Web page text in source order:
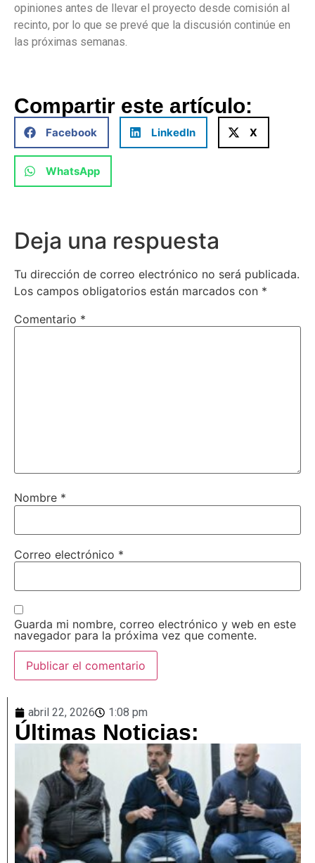
opiniones antes de llevar el proyecto desde comisión al
recinto, por lo que se prevé que la discusión continúe en
las próximas semanas.
Compartir este artículo:
Facebook LinkedIn X
WhatsApp
Deja una respuesta
Tu dirección de correo electrónico no será publicada.
Los campos obligatorios están marcados con *
Comentario *
Nombre *
Correo electrónico *
Guarda mi nombre, correo electrónico y web en este
navegador para la próxima vez que comente.
abril 22, 2026 1:08 pm
Últimas Noticias: